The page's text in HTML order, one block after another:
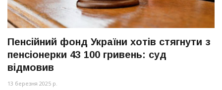
Пенсійний фонд України хотів стягнути з
пенсіонерки 43 100 гривень: суд
відмовив
13 березня 2025 р.